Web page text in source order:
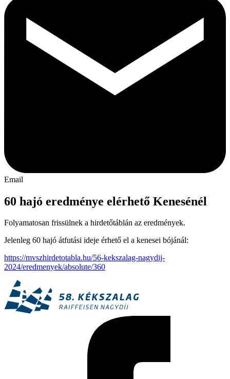
Email
60 hajó eredménye elérhető Kenesénél
Folyamatosan frissülnek a hirdetőtáblán az eredmények.
Jelenleg 60 hajó átfutási ideje érhető el a kenesei bójánál:
https://mvszhirdetotabla.hu/56-kekszalag-nagydij-
2024/eredmenyek/absolute/360